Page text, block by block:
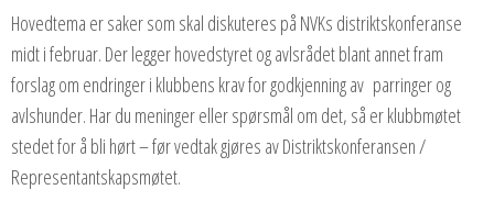
Hovedtema er saker som skal diskuteres på NVKs distriktskonferanse
midt i februar. Der legger hovedstyret og avlsrådet blant annet fram
forslag om endringer i klubbens krav for godkjenning av parringer og
avlshunder. Har du meninger eller spørsmål om det, så er klubbmøtet
stedet for å bli hørt – før vedtak gjøres av Distriktskonferansen /
Representantskapsmøtet.